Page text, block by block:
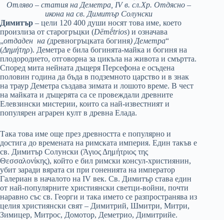
Отляво – статия на Деметра, IV в. сл.Хр. Отдясно –
икона на св. Димитър Солунски
Димитър – цели 120 400 души носят това име, което
произлиза от старогръцки (Dēmḗtrios) и означава
„отдаден на (древногръцката богиня) Деметра“
(Δημήτηρ). Деметра е била богинята-майка и богиня на
плодородието, отговорна за цикъла на живота и смъртта.
Според мита нейната дъщеря Персефона е осъдена
половин година да бъда в подземното царство и в знак
на траур Деметра създава зимата и лошото време. В чест
на майката и дъщерята са се провеждали древните
Елевзински мистерии, които са най-известният и
популярен аграрен култ в древна Елада.
Така това име още през древността е популярно и
достига до времената на римската империя. Един такъв е
св. Димитър Солунски (Άγιος Δημήτριος της
Θεσσαλονίκης), който е бил римски консул-християнин,
убит заради вярата си при гоненията на император
Галериан в началото на IV век. Св. Димитър става един
от най-популярните християнски светци-войни, почти
наравно със св. Георги и така името се разпространява из
целия християнски свят – Димитрий, Шмитри, Митри,
Зимицер, Митрос, Домотор, Деметрио, Димитрийе.